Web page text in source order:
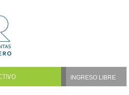
INGRESO LIBRE